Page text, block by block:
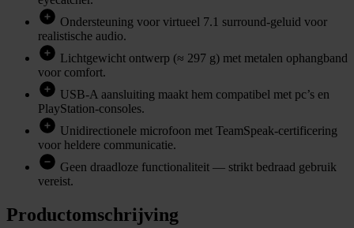
Ondersteuning voor virtueel 7.1 surround-geluid voor
realistische audio.
Lichtgewicht ontwerp (≈ 297 g) met metalen ophangband
voor comfort.
USB-A aansluiting maakt hem compatibel met pc’s en
PlayStation-consoles.
Unidirectionele microfoon met TeamSpeak-certificering
voor heldere communicatie.
Geen draadloze functionaliteit — strikt bedraad gebruik
vereist.
Productomschrijving